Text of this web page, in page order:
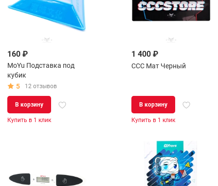
160 ₽
MoYu Подставка под
кубик
5
12 отзывов
В корзину
Купить в 1 клик
1 400 ₽
CCC Мат Черный
В корзину
Купить в 1 клик